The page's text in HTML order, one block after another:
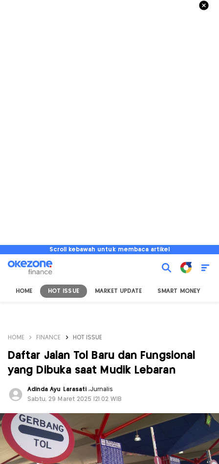
Scroll kebawah untuk membaca artikel
HOME HOT ISSUE MARKET UPDATE SMART MONEY
HOME FINANCE HOT ISSUE
Daftar Jalan Tol Baru dan Fungsional
yang Dibuka saat Mudik Lebaran
Adinda Ayu Larasati ,Jurnalis
Sabtu, 29 Maret 2025 |21:02 WIB